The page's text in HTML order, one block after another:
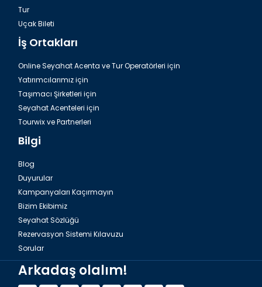
Tur
Uçak Bileti
İş Ortakları
Online Seyahat Acenta ve Tur Operatörleri için
Yatırımcılarımız için
Taşımacı Şirketleri için
Seyahat Acenteleri için
Tourwix ve Partnerleri
Bilgi
Blog
Duyurular
Kampanyaları Kaçırmayın
Bizim Ekibimiz
Seyahat Sözlüğü
Rezervasyon Sistemi Kılavuzu
Sorular
Arkadaş olalım!